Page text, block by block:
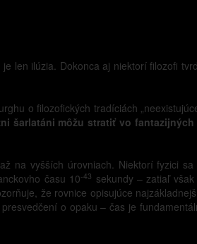
len ilúzia. Dokonca aj niektorí filozofi
o filozofických tradíciách
šarlatáni môžu stratiť vo
na vyšších úrovniach. Niektorí fyzici sa
času 10-43 sekundy – zatiaľ
že rovnice opisujúce
o opaku – čas je